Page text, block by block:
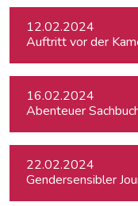
12.02.2024
Auftritt vor der
16.02.2024
Abenteuer
22.02.2024
Gendersensibler